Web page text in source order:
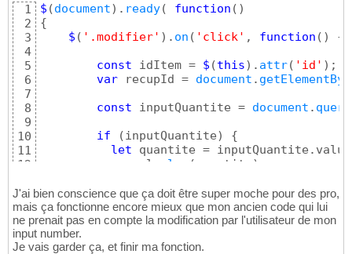
1
2
3
4
5
6
7
8
9
10
11
12
14
15
16
$ (document) . ready( function ( )
{
$ ( '.modifier' ) . on ( 'click' , function ( )
{
const idItem = $ (this) . attr( 'id' ) ;
var recupId = document .
const inputQuantite = document .
if
(inputQuantite)
{
let quantite =
          console.
log ( quantite )
})
});
J'ai bien conscience que ça doit être super moche pour des pro,
mais ça fonctionne encore mieux que mon ancien code qui lui
ne prenait pas en compte la modification par l'utilisateur de mon
input number.
Je vais garder ça, et finir ma fonction.